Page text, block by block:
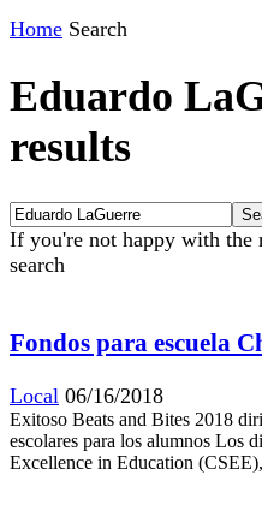
Home Search
Eduardo
results
If you're not happy with the
search
Fondos para escuela
Local 06/16/2018
Exitoso Beats and Bites 2018
escolares para los alumnos Los
Excellence in Education